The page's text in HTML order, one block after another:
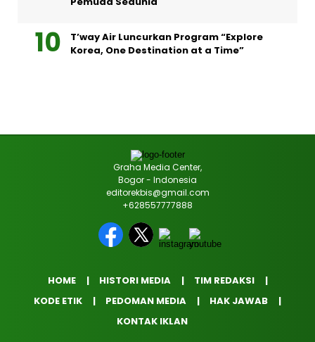
T’way Air Luncurkan Program “Explore
Korea, One Destination at a Time”
Graha Media Center,
Bogor - Indonesia
editorekbis@gmail.com
+628557777888
HOME HISTORI MEDIA
TIM REDAKSI
KODE ETIK
PEDOMAN MEDIA
HAK JAWAB
KONTAK IKLAN